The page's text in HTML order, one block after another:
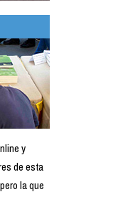
y
de esta
la que